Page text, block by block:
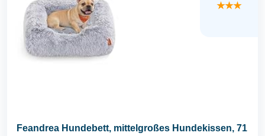
★★★
Feandrea Hundebett, mittelgroßes Hundekissen, 71